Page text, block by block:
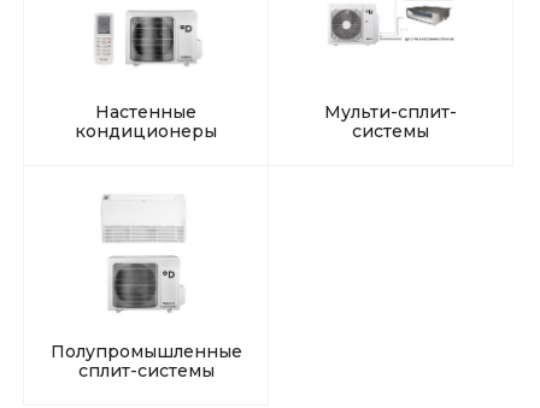
Настенные
кондиционеры
Мульти-сплит-
системы
Полупромышленные
сплит-системы